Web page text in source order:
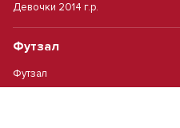
Девочки 2014 г.р.
Футзал
Футзал
Чемпионат Москвы футзал